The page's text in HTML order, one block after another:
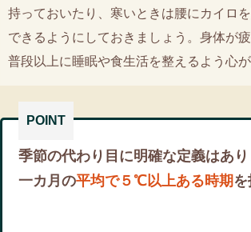
持っておいたり、寒いときは腰にカイロ
できるようにしておきましょう。身体が
普段以上に睡眠や食生活を整えるよう心
季節の代わり目に明確な定義はあ
一カ月の平均で５℃以上ある時期